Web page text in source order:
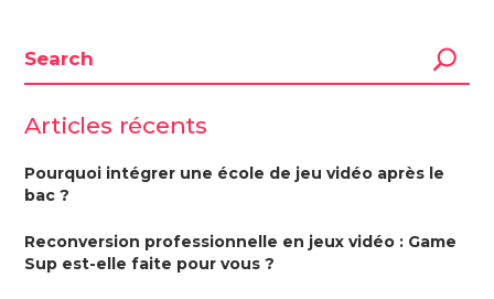
Articles récents
Pourquoi intégrer une école de jeu vidéo après le
bac ?
Reconversion professionnelle en jeux vidéo : Game
Sup est-elle faite pour vous ?